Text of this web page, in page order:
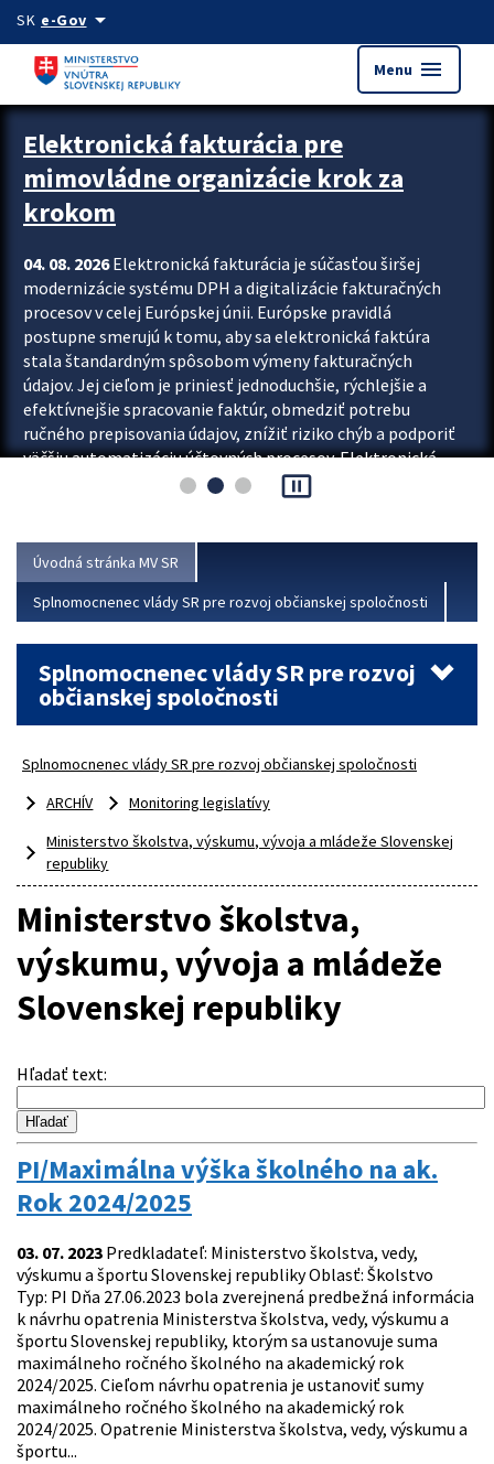
Preskocit na hlavný obsah
SK e-Govarrow_drop_down
Menu menu
Zastavit automatický posun upútavok
Elektronická fakturácia pre
mimovládne organizácie krok za
krokom
04. 08. 2026Elektronická fakturácia je súčasťou širšej
modernizácie systému DPH a digitalizácie fakturačných
procesov v celej Európskej únii. Európske pravidlá
postupne smerujú k tomu, aby sa elektronická faktúra
stala štandardným spôsobom výmeny fakturačných
údajov. Jej cieľom je priniesť jednoduchšie, rýchlejšie a
efektívnejšie spracovanie faktúr, obmedziť potrebu
ručného prepisovania údajov, znížiť riziko chýb a podporiť
väčšiu automatizáciu účtovných procesov. Elektronická
fakturácia preto nepredstavuje...
pause_presentation
Úvodná stránka MV SR
Splnomocnenec vlády SR pre rozvoj občianskej spoločnosti
Splnomocnenec vlády SR pre rozvoj
občianskej spoločnosti
Splnomocnenec vlády SR pre rozvoj občianskej spoločnosti
ARCHÍV
Monitoring legislatívy
Ministerstvo školstva, výskumu, vývoja a mládeže Slovenskej
republiky
Ministerstvo školstva,
výskumu, vývoja a mládeže
Slovenskej republiky
Hľadať text:
PI/Maximálna výška školného na ak.
Rok 2024/2025
03. 07. 2023 Predkladateľ: Ministerstvo školstva, vedy,
výskumu a športu Slovenskej republiky Oblasť: Školstvo
Typ: PI Dňa 27.06.2023 bola zverejnená predbežná informácia
k návrhu opatrenia Ministerstva školstva, vedy, výskumu a
športu Slovenskej republiky, ktorým sa ustanovuje suma
maximálneho ročného školného na akademický rok
2024/2025. Cieľom návrhu opatrenia je ustanoviť sumy
maximálneho ročného školného na akademický rok
2024/2025. Opatrenie Ministerstva školstva, vedy, výskumu a
športu...